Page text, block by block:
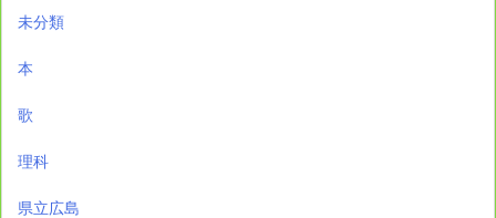
未分類
本
歌
理科
県立広島